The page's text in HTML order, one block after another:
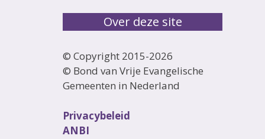
Over deze site
© Copyright 2015-2026
© Bond van Vrije Evangelische
Gemeenten in Nederland
Privacybeleid
ANBI